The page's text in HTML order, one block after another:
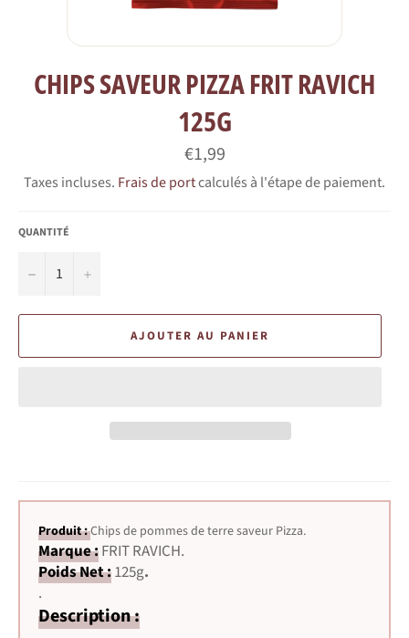
CHIPS SAVEUR PIZZA FRIT RAVICH
125G
Prix
régulier
€1,99
Taxes incluses. Frais de portcalculés à l'étape de paiement.
QUANTITÉ
− +
AJOUTER AU PANIER
Produit :Chips de pommes de terre saveur Pizza.
Marque :FRIT RAVICH.
Poids Net :125g.
.
Description :